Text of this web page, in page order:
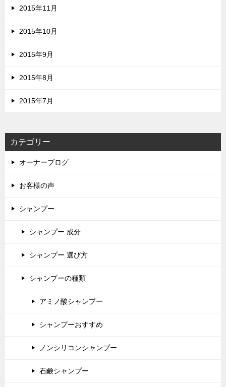
2015年11月
2015年10月
2015年9月
2015年8月
2015年7月
カテゴリー
オーナーブログ
お客様の声
シャンプー
シャンプー 成分
シャンプー 選び方
シャンプーの種類
アミノ酸シャンプー
シャンプーおすすめ
ノンシリコンシャンプー
石鹸シャンプー